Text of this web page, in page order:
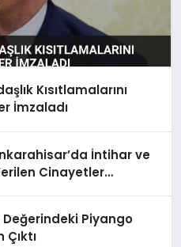
Kısıtlamalarını
İmzaladı
İntihar ve
Cinayetler
Değerindeki Piyango